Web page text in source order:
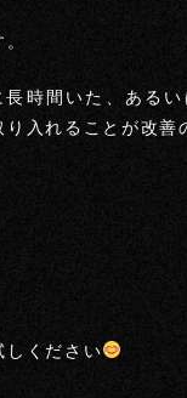
時間いた、ある
入れることが改善
しください